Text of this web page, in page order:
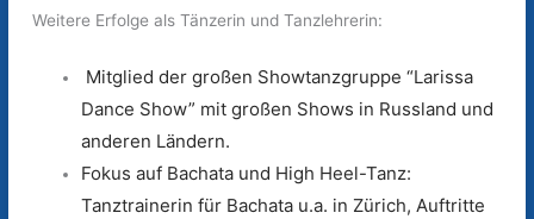
Weitere Erfolge als Tänzerin und Tanzlehrerin:
Mitglied der großen Showtanzgruppe “Larissa
Dance Show” mit großen Shows in Russland und
anderen Ländern.
Fokus auf Bachata und High Heel-Tanz:
Tanztrainerin für Bachata u.a. in Zürich, Auftritte